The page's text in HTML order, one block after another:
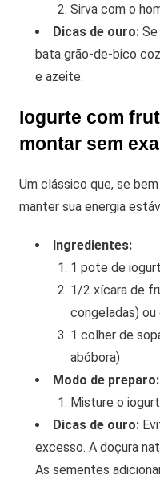
Sirva com o
Dicas de ouro: Se
bata grão-de-bico
e azeite.
Iogurte com
montar sem
Um clássico que, se
manter sua energia
Ingredientes:
1 pote de
1/2 xícara de
congeladas)
1 colher de
abóbora)
Modo de preparo:
Misture o
Dicas de ouro:
excesso. A doçura
As sementes